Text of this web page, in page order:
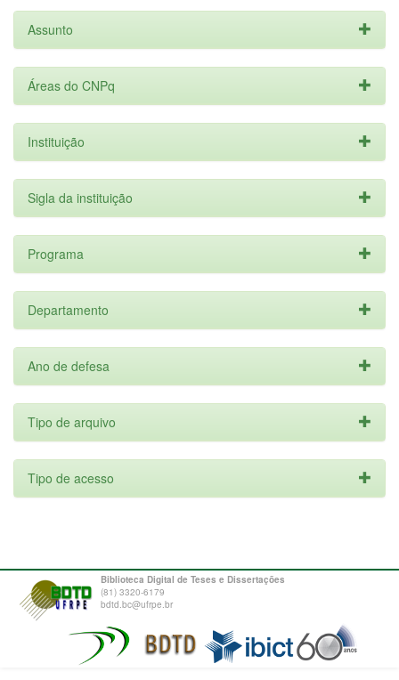
Assunto
Áreas do CNPq
Instituição
Sigla da instituição
Programa
Departamento
Ano de defesa
Tipo de arquivo
Tipo de acesso
Biblioteca Digital de Teses e Dissertações
(81) 3320-6179
bdtd.bc@ufrpe.br